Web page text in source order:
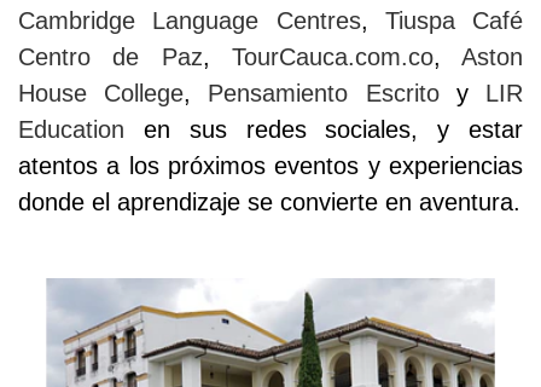
Cambridge Language Centres, Tiuspa Café
Centro de Paz, TourCauca.com.co, Aston
House College, Pensamiento Escritoy LIR
Education en sus redes sociales, y estar
atentos a los próximos eventos y experiencias
donde el aprendizaje se convierte en aventura.